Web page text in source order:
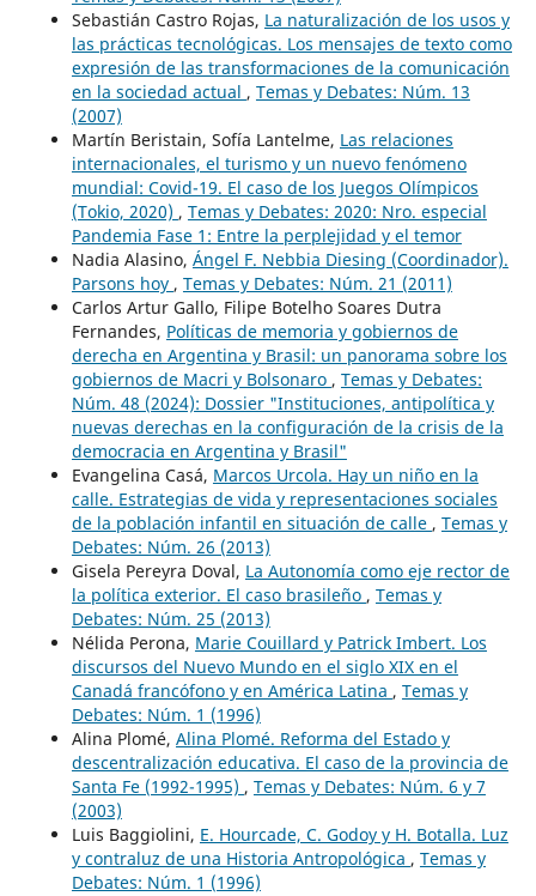
Sebastián Castro Rojas, La naturalización de los usos y
las prácticas tecnológicas. Los mensajes de texto como
expresión de las transformaciones de la comunicación
en la sociedad actual , Temas y Debates: Núm. 13
(2007)
Martín Beristain, Sofía Lantelme, Las relaciones
internacionales, el turismo y un nuevo fenómeno
mundial: Covid-19. El caso de los Juegos Olímpicos
(Tokio, 2020) , Temas y Debates: 2020: Nro. especial
Pandemia Fase 1: Entre la perplejidad y el temor
Nadia Alasino, Ángel F. Nebbia Diesing (Coordinador).
Parsons hoy , Temas y Debates: Núm. 21 (2011)
Carlos Artur Gallo, Filipe Botelho Soares Dutra
Fernandes, Políticas de memoria y gobiernos de
derecha en Argentina y Brasil: un panorama sobre los
gobiernos de Macri y Bolsonaro , Temas y Debates:
Núm. 48 (2024): Dossier "Instituciones, antipolítica y
nuevas derechas en la configuración de la crisis de la
democracia en Argentina y Brasil"
Evangelina Casá, Marcos Urcola. Hay un niño en la
calle. Estrategias de vida y representaciones sociales
de la población infantil en situación de calle , Temas y
Debates: Núm. 26 (2013)
Gisela Pereyra Doval, La Autonomía como eje rector de
la política exterior. El caso brasileño , Temas y
Debates: Núm. 25 (2013)
Nélida Perona, Marie Couillard y Patrick Imbert. Los
discursos del Nuevo Mundo en el siglo XIX en el
Canadá francófono y en América Latina , Temas y
Debates: Núm. 1 (1996)
Alina Plomé, Alina Plomé. Reforma del Estado y
descentralización educativa. El caso de la provincia de
Santa Fe (1992-1995) , Temas y Debates: Núm. 6 y 7
(2003)
Luis Baggiolini, E. Hourcade, C. Godoy y H. Botalla. Luz
y contraluz de una Historia Antropológica , Temas y
Debates: Núm. 1 (1996)